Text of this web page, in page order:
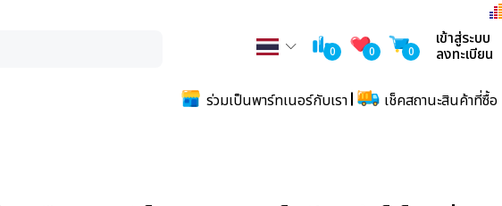
0 0 0
เข้าสู่ระบบ
ลงทะเบียน
ร่วมเป็นพาร์ทเนอร์กับเรา เช็คสถานะสินค้าที่ซื้อ